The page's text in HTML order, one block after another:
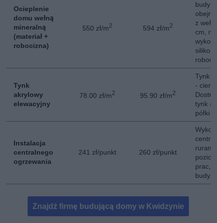
Ocieplenie
domu wełną
mineralną
(materiał +
robocizna)
550 zł/m2 594 zł/m2
z
cm,
Tynk
akrylowy
elewacyjny
78.00 zł/m2 95.90 zł/m2
Tynk
-
tynk
półki
Instalacja
centralnego
ogrzewania
241 zł/punkt 260 zł/punkt
rurami
prac,
Znajdź firmę budującą domy w Kwidzynie